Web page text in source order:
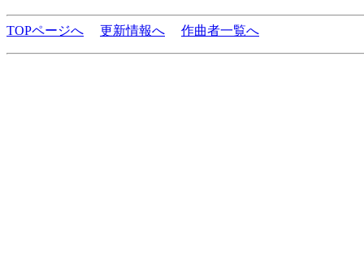
TOPページへ 更新情報へ 作曲者一覧へ